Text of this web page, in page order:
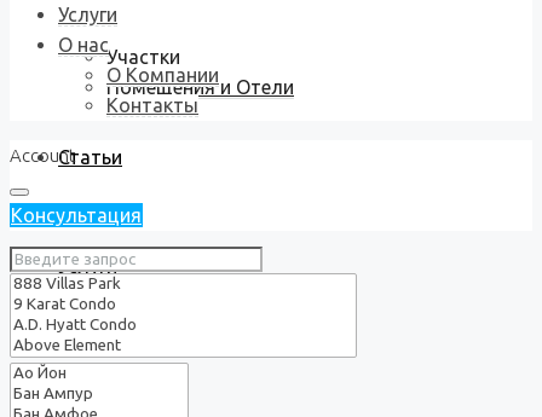
Участки
Помещения и Отели
Статьи
Услуги
О нас
Услуги
О нас
О Компании
Контакты
Account
Консультация